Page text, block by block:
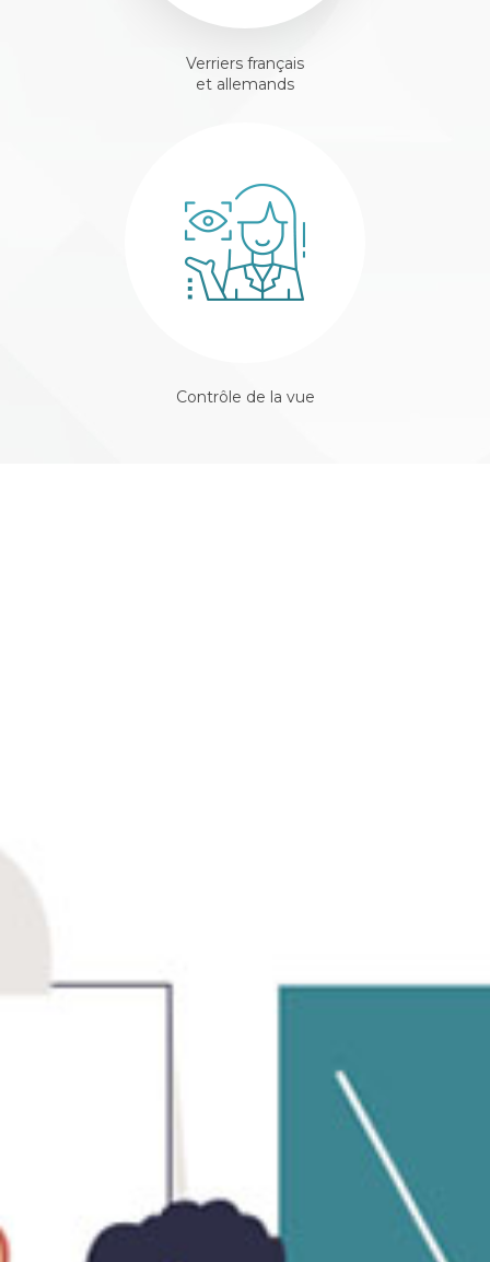
Verriers français
et allemands
Contrôle de la vue